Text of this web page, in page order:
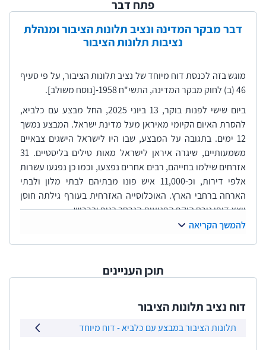
פתח דבר
​דבר מבקר המדינה ונציב תלונות הציבור ומנהלת
נציבות תלונות הציבור
מוגש בזה לכנסת דוח מיוחד של נציב תלונות הציבור, על פי סעיף
46 (ב) לחוק מבקר המדינה, התשי"ח 1958-[נוסח משולב].
ביום שישי לפנות בוקר, 13 ביוני 2025, החל מבצע עם כלביא,
להסרת האיום הקיומי מאיראן מעל מדינת ישראל. המבצע נמשך
12 ימים. בתגובה על המבצע, שבו היו לישראל הישגים צבאיים
משמעותיים, שיגרה איראן לישראל מאות טילים בליסטיים. 31
אזרחים שילמו בחייהם, רבים אחרים נפצעו, וכמו כן נפגעו עשרות
אלפי דירות, וכ-11,000 איש פונו מבתיהם לבתי מלון ולבתי
הארחה ברחבי הארץ. האוכלוסייה האזרחית בעורף גילתה חוסן
יוצא דופן נוכח היקף הפגיעות הנרחב בגוף וברכוש.
להמשך הקריאה
תוכן העניינים
דוח נציב תלונות הציבור
תלונות הציבור במבצע עם כלביא - דוח מיוחד